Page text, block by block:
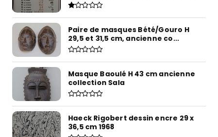
Paire de masques Bété/Gouro H
29,5 et 31,5 cm, ancienne co...
Masque Baoulé H 43 cm ancienne
collection Sala
Haeck Rigobert dessin encre 29 x
36,5 cm 1968